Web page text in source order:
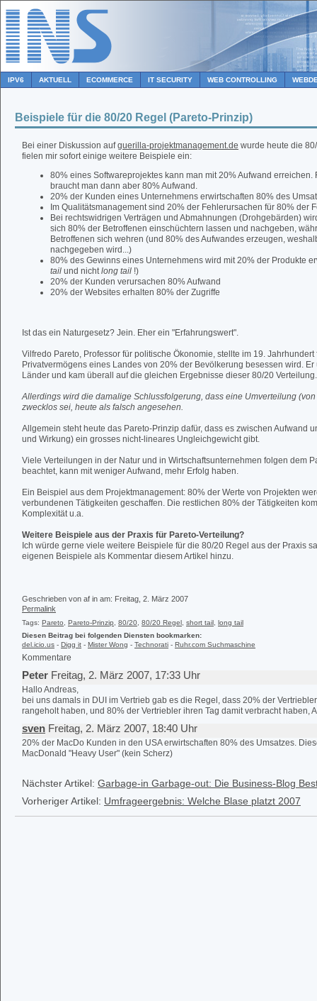
IPV6 AKTUELL ECOMMERCE IT SECURITY WEB CONTROLLING
Beispiele für die 80/20 Regel (Pareto-Prinzip)
Bei einer Diskussion aufguerilla-projektmanagement.de wurde heute die
fielen mir sofort einige weitere Beispiele ein:
80% eines Softwareprojektes kann man mit 20% Aufwand erreichen.
braucht man dann aber 80% Aufwand.
20% der Kunden eines Unternehmens erwirtschaften 80% des
Im Qualitätsmanagement sind 20% der Fehlerursachen für 80% der
Bei rechtswidrigen Verträgen und Abmahnungen (Drohgebärden)
sich 80% der Betroffenen einschüchtern lassen und nachgeben,
Betroffenen sich wehren (und 80% des Aufwandes erzeugen,
nachgegeben wird...)
80% des Gewinns eines Unternehmens wird mit 20% der Produkte
tail und nichtlong tail !)
20% der Kunden verursachen 80% Aufwand
20% der Websites erhalten 80% der Zugriffe
Ist das ein Naturgesetz? Jein. Eher ein "Erfahrungswert".
Vilfredo Pareto, Professor für politische Ökonomie, stellte im 19. Jahrhundert
Privatvermögens eines Landes von 20% der Bevölkerung besessen wird.
Länder und kam überall auf die gleichen Ergebnisse dieser 80/20 Verteilung.
Allerdings wird die damalige Schlussfolgerung, dass eine Umverteilung
zwecklos sei, heute als falsch angesehen.
Allgemein steht heute das Pareto-Prinzip dafür, dass es zwischen Aufwand
und Wirkung) ein grosses nicht-lineares Ungleichgewicht gibt.
Viele Verteilungen in der Natur und in Wirtschaftsunternehmen folgen dem
beachtet, kann mit weniger Aufwand, mehr Erfolg haben.
Ein Beispiel aus dem Projektmanagement: 80% der Werte von Projekten
verbundenen Tätigkeiten geschaffen. Die restlichen 80% der Tätigkeiten
Komplexität u.a.
Weitere Beispiele aus der Praxis für Pareto-Verteilung?
Ich würde gerne viele weitere Beispiele für die 80/20 Regel aus der Praxis
eigenen Beispiele als Kommentar diesem Artikel hinzu.
Geschrieben von af in am: Freitag, 2. März 2007
Permalink
Tags: Pareto Pareto-Prinzip 80/20 80/20 Regel short tail long tail
Diesen Beitrag bei folgenden Diensten bookmarken:
del.icio.us - Digg it - Mister Wong - Technorati - Ruhr.com Suchmaschine
Kommentare
Peter Freitag, 2. März 2007, 17:33 Uhr
Hallo Andreas,
bei uns damals in DUI im Vertrieb gab es die Regel, dass 20% der
rangeholt haben, und 80% der Vertriebler ihren Tag damit verbracht haben,
sven Freitag, 2. März 2007, 18:40 Uhr
20% der MacDo Kunden in den USA erwirtschaften 80% des Umsatzes.
MacDonald "Heavy User" (kein Scherz)
Nächster Artikel: Garbage-in Garbage-out: Die Business-Blog
Vorheriger Artikel: Umfrageergebnis: Welche Blase platzt 2007